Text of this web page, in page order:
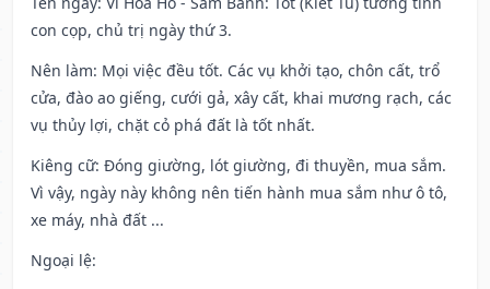
con cọp, chủ trị ngày thứ 3.
Nên làm: Mọi việc đều tốt. Các vụ khởi tạo, chôn cất, trổ
cửa, đào ao giếng, cưới gả, xây cất, khai mương rạch, các
vụ thủy lợi, chặt cỏ phá đất là tốt nhất.
Kiêng cữ: Đóng giường, lót giường, đi thuyền, mua sắm.
Vì vậy, ngày này không nên tiến hành mua sắm như ô tô,
xe máy, nhà đất ...
Ngoại lệ: